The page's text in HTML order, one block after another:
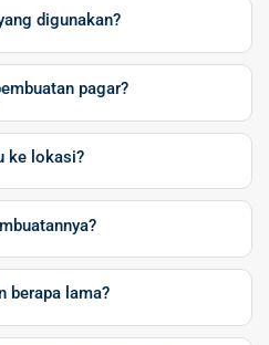
digunakan?
pagar?
ke lokasi?
berapa lama?